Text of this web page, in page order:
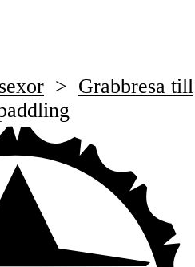
> Grabbresa till